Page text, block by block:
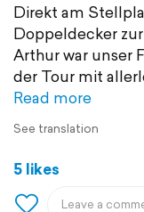
Direkt am
Doppeldecker
Arthur war unser
der Tour mit
Read more
See translation
5 likes